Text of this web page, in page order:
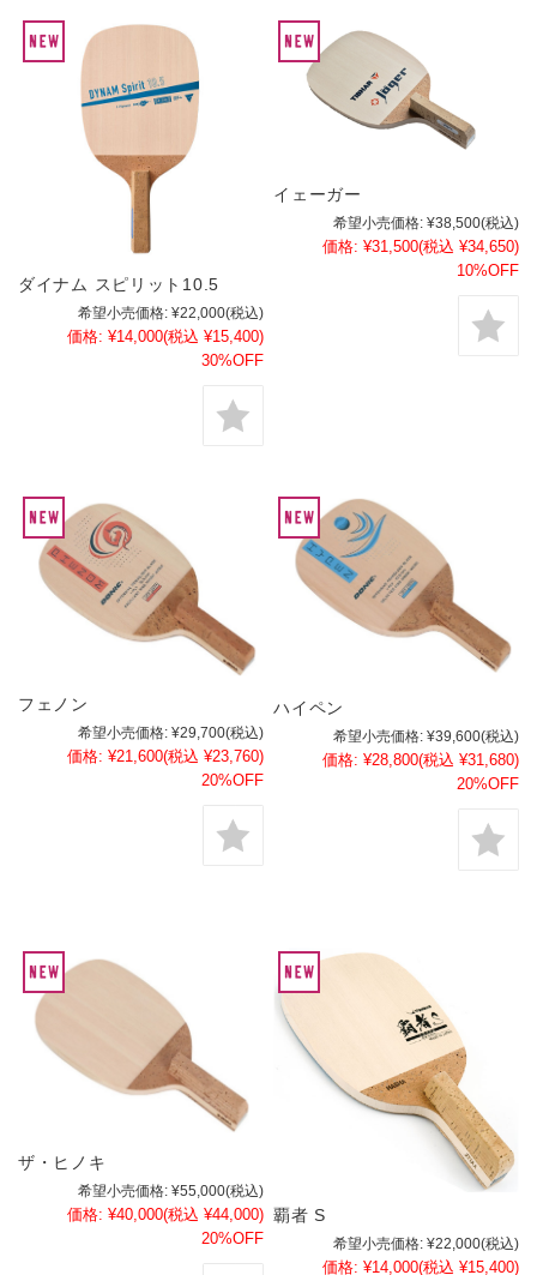
ダイナム スピリット10.5
希望小売価格: ¥22,000(税込)
価格: ¥14,000(税込 ¥15,400)
30%OFF
イェーガー
希望小売価格: ¥38,500(税込)
価格: ¥31,500(税込 ¥34,650)
10%OFF
フェノン
希望小売価格: ¥29,700(税込)
価格: ¥21,600(税込 ¥23,760)
20%OFF
ハイペン
希望小売価格: ¥39,600(税込)
価格: ¥28,800(税込 ¥31,680)
20%OFF
ザ・ヒノキ
希望小売価格: ¥55,000(税込)
価格: ¥40,000(税込 ¥44,000)
20%OFF
覇者 S
希望小売価格: ¥22,000(税込)
価格: ¥14,000(税込 ¥15,400)